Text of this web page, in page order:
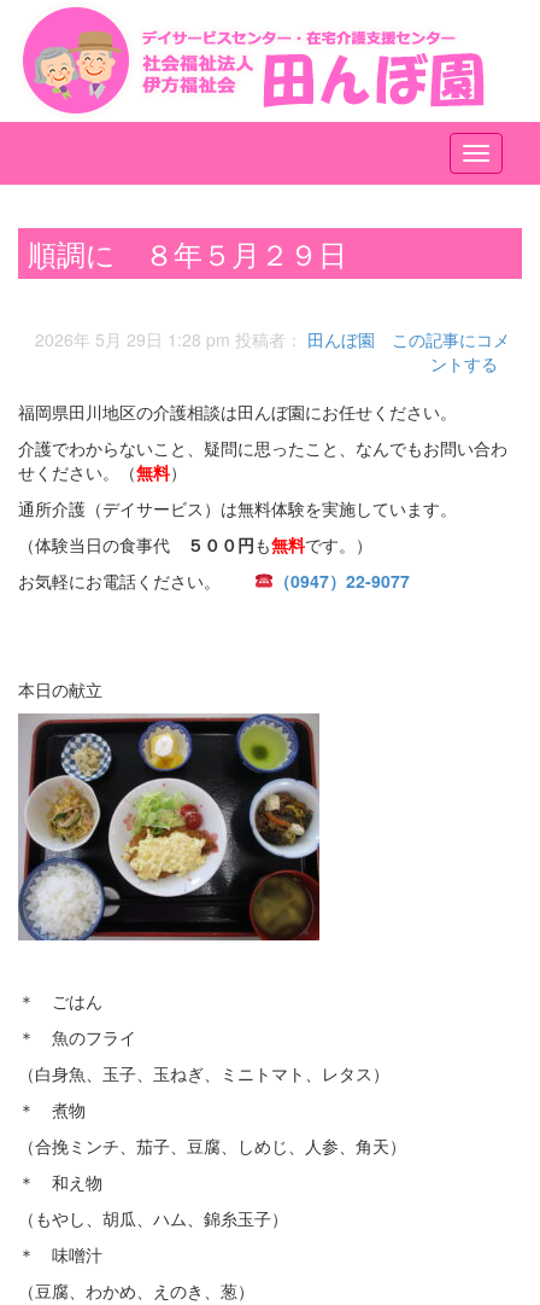
メ
ニ
ー
順調に ８年５月２９日
2026年 5月 29日 1:28 pm 投稿者： 田んぼ園
この記事にコメ
ントする
福岡県田川地区の介護相談は田んぼ園にお任せください。
介護でわからないこと、疑問に思ったこと、なんでもお問い合わ
せください。（無料）
通所介護（デイサービス）は無料体験を実施しています。
（体験当日の食事代
５００円も無料です。）
お気軽にお電話ください。
（0947）22-9077
本日の献立
＊ ごはん
＊ 魚のフライ
（白身魚、玉子、玉ねぎ、ミニトマト、レタス）
＊ 煮物
（合挽ミンチ、茄子、豆腐、しめじ、人参、角天）
＊ 和え物
（もやし、胡瓜、ハム、錦糸玉子）
＊ 味噌汁
（豆腐、わかめ、えのき、葱）